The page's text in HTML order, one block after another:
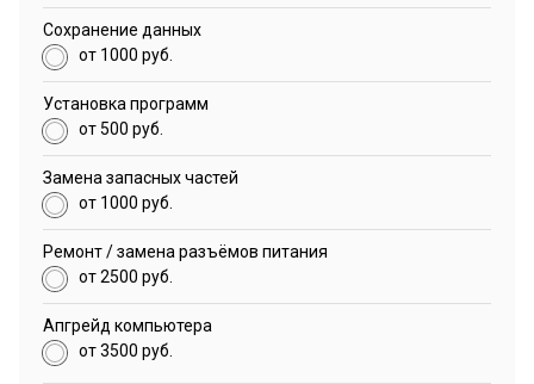
Сохранение данных
от 1000 руб.
Установка программ
от 500 руб.
Замена запасных частей
от 1000 руб.
Ремонт / замена разъёмов питания
от 2500 руб.
Апгрейд компьютера
от 3500 руб.